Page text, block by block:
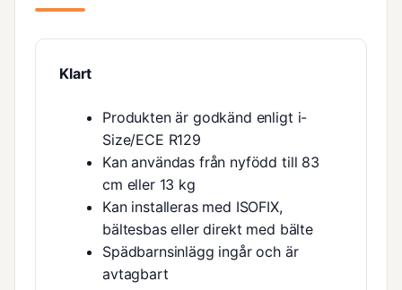
Klart
Produkten är godkänd enligt i-
Size/ECE R129
Kan användas från nyfödd till 83
cm eller 13 kg
Kan installeras med ISOFIX,
bältesbas eller direkt med bälte
Spädbarnsinlägg ingår och är
avtagbart